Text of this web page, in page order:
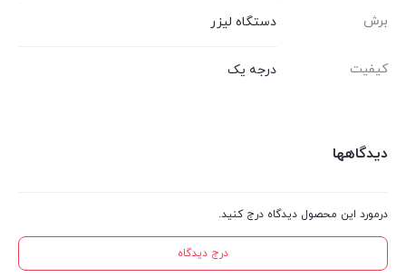
برش دستگاه لیزر
کیفیت درجه یک
دیدگاهها
درمورد این محصول دیدگاه درج کنید.
درج دیدگاه